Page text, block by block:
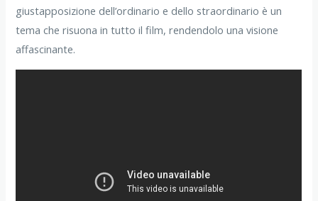
giustapposizione dell’ordinario e dello straordinario è un
tema che risuona in tutto il film, rendendolo una visione
affascinante.